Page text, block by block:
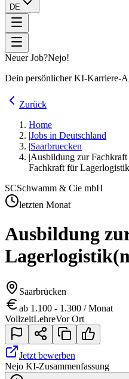
DE
Neuer Job?Nejo!
Dein persönlicher KI-Karriere-
Zurück
Home
|Jobs in Deutschland
|Saarbruecken
|Ausbildung zur
Fachkraft für
SCSchwamm & Cie mbH
letzten Monat
Ausbildung
Lagerlogistik
Saarbrücken
ab 1.100 - 1.300 / Monat
VollzeitLehreVor Ort
Jetzt bewerben
Nejo KI-Zusammenfassung